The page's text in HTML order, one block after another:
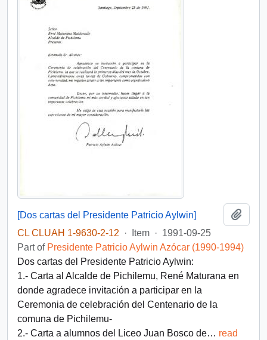
[Dos cartas del Presidente Patricio Aylwin]
CL CLUAH 1-9630-2-12
· Item · 1991-09-25
Part of Presidente Patricio Aylwin Azócar (1990-1994)
Dos cartas del Presidente Patricio Aylwin:
1.- Carta al Alcalde de Pichilemu, René Maturana en
donde agradece invitación a participar en la
Ceremonia de celebración del Centenario de la
comuna de Pichilemu-
2.- Carta a alumnos del Liceo Juan Bosco de… read